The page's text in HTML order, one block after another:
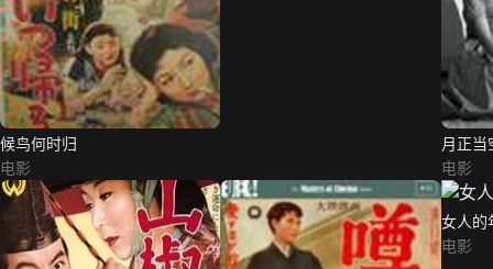
候鸟何时归
电影
月正当
电影
女人的
电影